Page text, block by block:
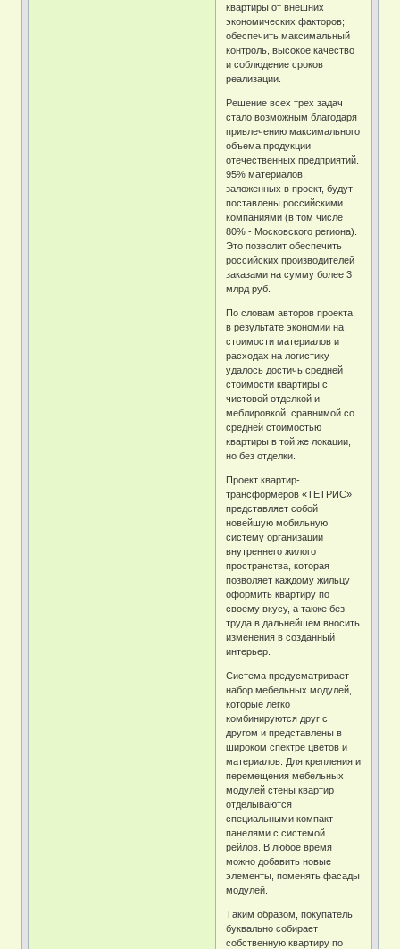
квартиры от внешних
экономических факторов;
обеспечить максимальный
контроль, высокое качество
и соблюдение сроков
реализации.
Решение всех трех задач
стало возможным благодаря
привлечению максимального
объема продукции
отечественных предприятий.
95% материалов,
заложенных в проект, будут
поставлены российскими
компаниями (в том числе
80% - Московского региона).
Это позволит обеспечить
российских производителей
заказами на сумму более 3
млрд руб.
По словам авторов проекта,
в результате экономии на
стоимости материалов и
расходах на логистику
удалось достичь средней
стоимости квартиры с
чистовой отделкой и
меблировкой, сравнимой со
средней стоимостью
квартиры в той же локации,
но без отделки.
Проект квартир-
трансформеров «ТЕТРИС»
представляет собой
новейшую мобильную
систему организации
внутреннего жилого
пространства, которая
позволяет каждому жильцу
оформить квартиру по
своему вкусу, а также без
труда в дальнейшем вносить
изменения в созданный
интерьер.
Система предусматривает
набор мебельных модулей,
которые легко
комбинируются друг с
другом и представлены в
широком спектре цветов и
материалов. Для крепления и
перемещения мебельных
модулей стены квартир
отделываются
специальными компакт-
панелями с системой
рейлов. В любое время
можно добавить новые
элементы, поменять фасады
модулей.
Таким образом, покупатель
буквально собирает
собственную квартиру по